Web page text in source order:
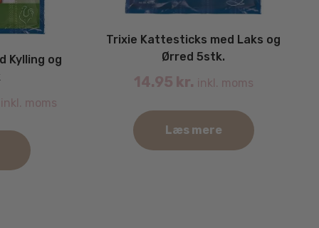
Kylling og
Current
kr..
inkl. moms
Trixie Kattesticks med Laks og
Ørred 5stk.
14.95 kr. inkl. moms
Læs mere